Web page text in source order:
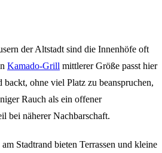
der Altstadt sind die Innenhöfe oft
Kamado-Grill mittlerer Größe passt hier
ohne viel Platz zu beanspruchen,
Rauch als ein offener
näherer Nachbarschaft.
Stadtrand bieten Terrassen und kleine